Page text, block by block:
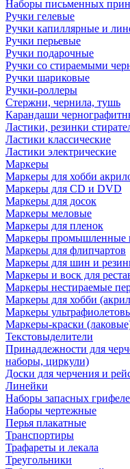
Наборы письменных
Ручки гелевые
Ручки капиллярные и
Ручки перьевые
Ручки подарочные
Ручки со стираемыми
Ручки шариковые
Ручки-роллеры
Стержни, чернила, тушь
Карандаши
Ластики, резинки
Ластики классические
Ластики электрические
Маркеры
Маркеры для хобби
Маркеры для CD и DVD
Маркеры для досок
Маркеры меловые
Маркеры для пленок
Маркеры промышленные
Маркеры для флипчартов
Маркеры для шин и
Маркеры и воск для
Маркеры нестираемые
Маркеры для хобби
Маркеры
Маркеры-краски
Текстовыделители
Принадлежности для
наборы, циркули)
Доски для черчения и
Линейки
Наборы запасных
Наборы чертежные
Перья плакатные
Транспортиры
Трафареты и лекала
Треугольники